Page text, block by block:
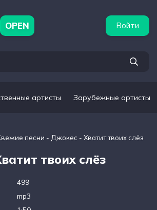
OPEN Войти
артисты Зарубежные артисты
песни - Джокес - Хватит твоих слёз
твоих слёз
499
mp3
Популярные подборки